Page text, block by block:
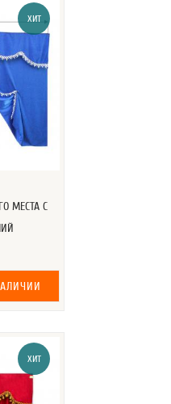
ХИТ
МЕСТА С
ХИТ